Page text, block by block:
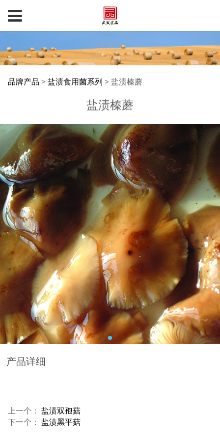
盐渍榛蘑
品牌产品 > 盐渍食用菌系列 > 盐渍榛蘑
盐渍榛蘑
产品详细
上一个： 盐渍双孢菇
下一个： 盐渍黑平菇